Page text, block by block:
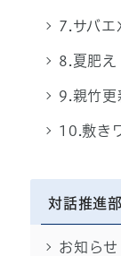
7.サバエ
8.夏肥え
9.親竹更
10.敷き
対話推進
お知らせ